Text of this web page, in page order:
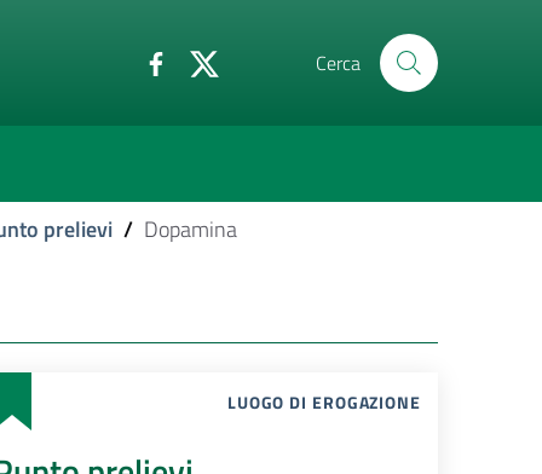
Cerca
prelievi / Dopamina
LUOGO DI EROGAZIONE